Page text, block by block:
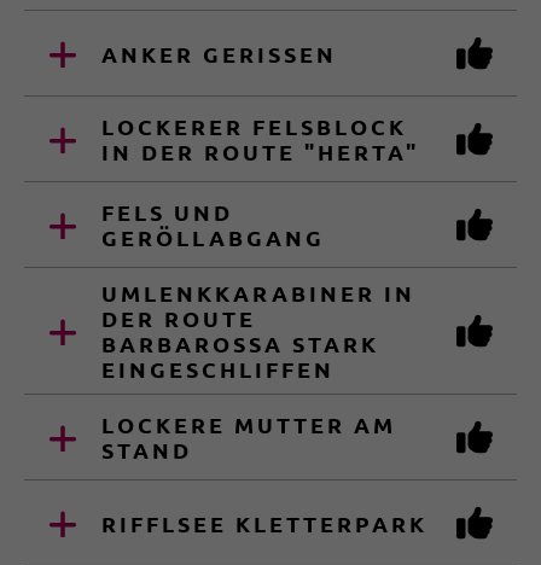
ANKER GERISSEN
LOCKERER FELSBLOCK
IN DER ROUTE "HERTA"
FELS UND
GERÖLLABGANG
UMLENKKARABINER IN
DER ROUTE
BARBAROSSA STARK
EINGESCHLIFFEN
LOCKERE MUTTER AM
STAND
RIFFLSEE KLETTERPARK